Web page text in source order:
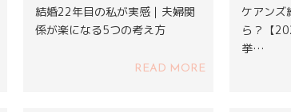
結婚22年目の私が実感｜夫婦関
係が楽になる5つの考え方
READ MORE
ケアンズ
ら？【
挙…